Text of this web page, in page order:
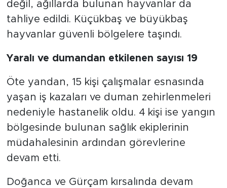
değil, ağıllarda bulunan hayvanlar da
tahliye edildi. Küçükbaş ve büyükbaş
hayvanlar güvenli bölgelere taşındı.
Yaralı ve dumandan etkilenen sayısı 19
Öte yandan, 15 kişi çalışmalar esnasında
yaşan iş kazaları ve duman zehirlenmeleri
nedeniyle hastanelik oldu. 4 kişi ise yangın
bölgesinde bulunan sağlık ekiplerinin
müdahalesinin ardından görevlerine
devam etti.
Doğanca ve Gürçam kırsalında devam